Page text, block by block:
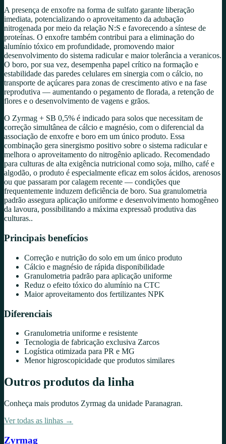
A presença de enxofre na forma de sulfato garante liberação
imediata, potencializando o aproveitamento da adubação
nitrogenada por meio da relação N:S e favorecendo a síntese de
proteínas. O enxofre também contribui para a eliminação do
alumínio tóxico em profundidade, promovendo maior
desenvolvimento do sistema radicular e maior tolerância a veranicos.
O boro, por sua vez, desempenha papel crítico na formação e
estabilidade das paredes celulares em sinergia com o cálcio, no
transporte de açúcares para zonas de crescimento ativo e na fase
reprodutiva — aumentando o pegamento de florada, a retenção de
flores e o desenvolvimento de vagens e grãos.
O Zyrmag + SB 0,5% é indicado para solos que necessitam de
correção simultânea de cálcio e magnésio, com o diferencial da
associação de enxofre e boro em um único produto. Essa
combinação gera sinergismo positivo sobre o sistema radicular e
melhora o aproveitamento do nitrogênio aplicado. Recomendado
para culturas de alta exigência nutricional como soja, milho, café e
algodão, o produto é especialmente eficaz em solos ácidos, arenosos
ou que passaram por calagem recente — condições que
frequentemente induzem deficiência de boro. Sua granulometria
padrão assegura aplicação uniforme e desenvolvimento homogêneo
da lavoura, possibilitando a máxima expressaõ produtiva das
culturas..
Principais benefícios
Correção e nutrição do solo em um único produto
Cálcio e magnésio de rápida disponibilidade
Granulometria padrão para aplicação uniforme
Reduz o efeito tóxico do alumínio na CTC
Maior aproveitamento dos fertilizantes NPK
Diferenciais
Granulometria uniforme e resistente
Tecnologia de fabricação exclusiva Zarcos
Logística otimizada para PR e MG
Menor higroscopicidade que produtos similares
Outros produtos da linha
Conheça mais produtos Zyrmag da unidade Paranagran.
Ver todas as linhas →
Zyrmag